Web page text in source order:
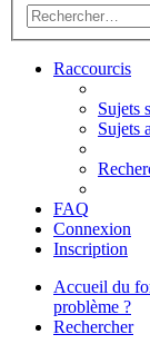
Raccourcis
Sujets
Sujets
FAQ
Connexion
Inscription
Accueil du
problème ?
Rechercher